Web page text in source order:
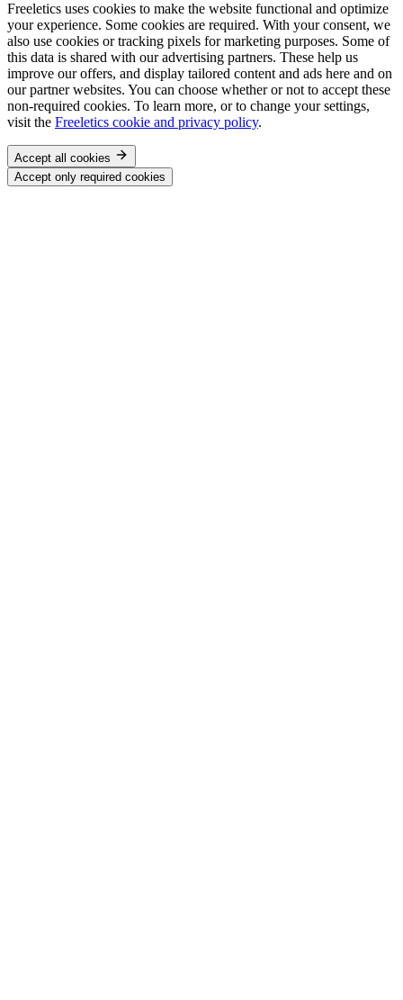
Freeletics uses cookies to make the website functional and optimize
your experience. Some cookies are required. With your consent, we
also use cookies or tracking pixels for marketing purposes. Some of
this data is shared with our advertising partners. These help us
improve our offers, and display tailored content and ads here and on
our partner websites. You can choose whether or not to accept these
non-required cookies. To learn more, or to change your settings,
visit the Freeletics cookie and privacy policy.
Accept all cookies
Accept only required cookies